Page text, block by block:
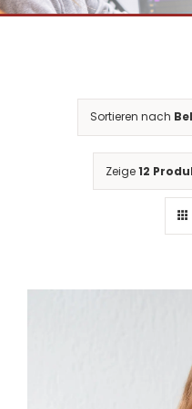
Sortieren nach
Zeige12